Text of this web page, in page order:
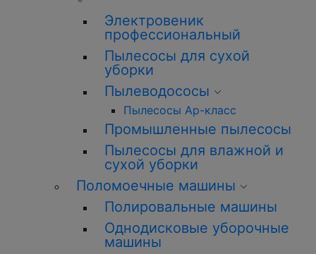
Электровеник
профессиональный
Пылесосы для сухой
уборки
Пылеводососы
Пылесосы Ар-класс
Промышленные пылесосы
Пылесосы для влажной и
сухой уборки
Поломоечные машины
Полировальные машины
Однодисковые уборочные
машины